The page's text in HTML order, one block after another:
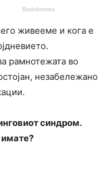
живееме и кога е
рамнотежата во
незабележано
синдром.